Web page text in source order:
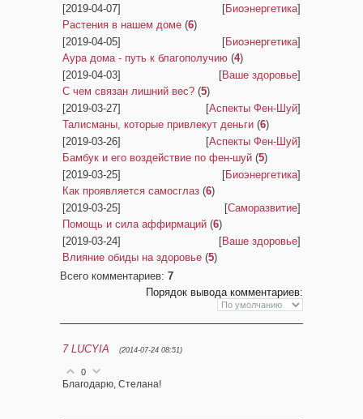
[2019-04-07] [Биоэнергетика]
Растения в нашем доме (6)
[2019-04-05]
[Биоэнергетика]
Аура дома - путь к благополучию (4)
[2019-04-03]
[Ваше здоровье]
С чем связан лишний вес? (5)
[2019-03-27]
[Аспекты Фен-Шуй]
Талисманы, которые привлекут деньги (6)
[2019-03-26]
[Аспекты Фен-Шуй]
Бамбук и его воздействие по фен-шуй (5)
[2019-03-25]
[Биоэнергетика]
Как проявляется самосглаз (6)
[2019-03-25]
[Саморазвитие]
Помощь и сила аффирмаций (6)
[2019-03-24]
[Ваше здоровье]
Влияние обиды на здоровье (5)
Всего комментариев: 7
Порядок вывода комментариев:
7 LUCYIA (2014-07-24 08:51)
0
Благодарю, Стелана!